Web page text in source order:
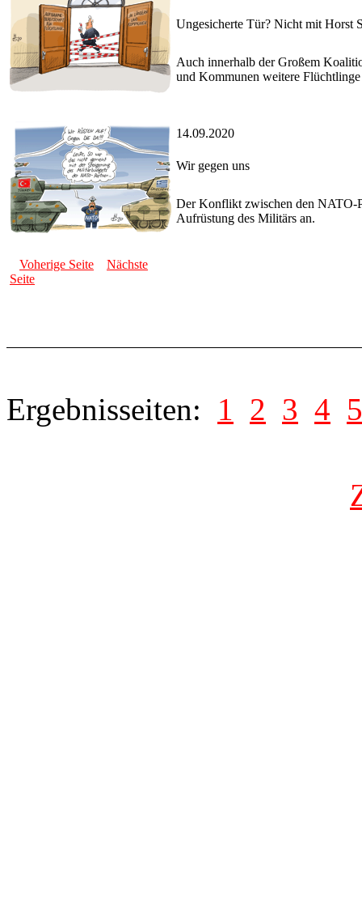
Ungesicherte Tür? Nicht mit Horst
Auch innerhalb der Großem
und Kommunen weitere
14.09.2020
Wir gegen uns
Der Konflikt zwischen den NATO-
Aufrüstung des Militärs an.
Voherige Seite
Nächste
Seite
Ergebnisseiten: 1 2 3 4 5